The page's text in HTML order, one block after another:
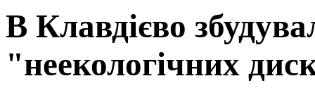
В Клавдієво
"неекологічних